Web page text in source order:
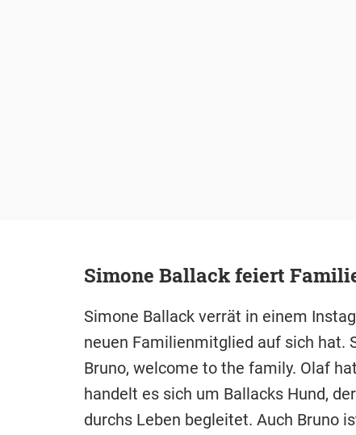
Simone Ballack feiert
Simone Ballack verrät in einem
neuen Familienmitglied auf sich hat.
Bruno, welcome to the family. Olaf
handelt es sich um Ballacks Hund,
durchs Leben begleitet. Auch Bruno